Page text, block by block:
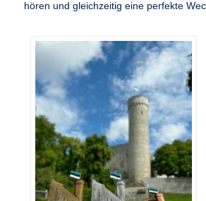
hören und gleichzeitig eine perfekte